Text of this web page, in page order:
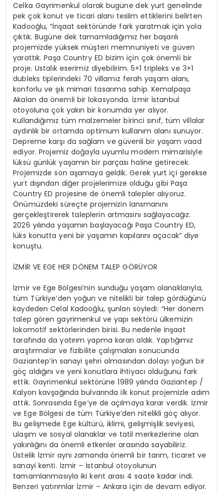
Celka Gayrimenkul olarak bugüne dek yurt genelinde
pek çok konut ve ticari alanı teslim ettiklerini belirten
Kadooğlu, “İnşaat sektöründe fark yaratmak için yola
çıktık. Bugüne dek tamamladığımız her başarılı
projemizde yüksek müşteri memnuniyeti ve güven
yarattık. Paşa Country ED bizim için çok önemli bir
proje. Ustalık eserimiz diyebilirim. 5+1 tripleks ve 3+1
dubleks tiplerindeki 70 villamız ferah yaşam alanı,
konforlu ve şık mimari tasarıma sahip. Kemalpaşa
Akalan da önemli bir lokasyonda. İzmir İstanbul
otoyoluna çok yakın bir konumda yer alıyor.
Kullandığımız tüm malzemeler birinci sınıf, tüm villalar
aydınlık bir ortamda optimum kullanım alanı sunuyor.
Depreme karşı da sağlam ve güvenli bir yaşam vaad
ediyor. Projemiz doğayla uyumlu modern mimarisiyle
lüksü günlük yaşamın bir parçası haline getirecek.
Projemizde son aşamaya geldik. Gerek yurt içi gerekse
yurt dışından diğer projelerimize olduğu gibi Paşa
Country ED projesine de önemli talepler alıyoruz.
Önümüzdeki süreçte projemizin lansmanını
gerçekleştirerek taleplerin artmasını sağlayacağız.
2026 yılında yaşamın başlayacağı Paşa Country ED,
lüks konutta yeni bir yaşamın kapılarını açacak” diye
konuştu.
İZMİR VE EGE HER DÖNEM TALEP GÖRÜYOR
İzmir ve Ege Bölgesi’nin sunduğu yaşam olanaklarıyla,
tüm Türkiye’den yoğun ve nitelikli bir talep gördüğünü
kaydeden Celal Kadooğlu, şunları söyledi: “Her dönem
talep gören gayrimenkul ve yapı sektörü ülkemizin
lokomotif sektörlerinden birisi. Bu nedenle inşaat
tarafında da yatırım yapma kararı aldık. Yaptığımız
araştırmalar ve fizibilite çalışmaları sonucunda
Gaziantep’in sanayi şehri olmasından dolayı yoğun bir
göç aldığını ve yeni konutlara ihtiyacı olduğunu fark
ettik. Gayrimenkul sektörüne 1989 yılında Gaziantep /
Kalyon kavşağında bulvarında ilk konut projemizle adım
attık. Sonrasında Ege’ye de açılmaya karar verdik. İzmir
ve Ege Bölgesi de tüm Türkiye’den nitelikli göç alıyor.
Bu gelişmede Ege kültürü, iklimi, gelişmişlik seviyesi,
ulaşım ve sosyal olanaklar ve tatil merkezlerine olan
yakınlığını da önemli etkenler arasında sayabiliriz.
Üstelik İzmir aynı zamanda önemli bir tarım, ticaret ve
sanayi kenti. İzmir – İstanbul otoyolunun
tamamlanmasıyla iki kent arası 4 saate kadar indi.
Benzeri yatırımlar İzmir – Ankara için de devam ediyor.